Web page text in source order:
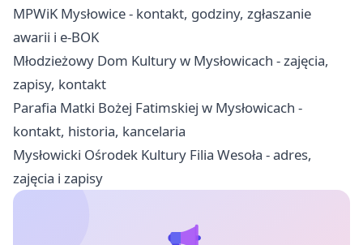
MPWiK Mysłowice - kontakt, godziny, zgłaszanie
awarii i e-BOK
Młodzieżowy Dom Kultury w Mysłowicach - zajęcia,
zapisy, kontakt
Parafia Matki Bożej Fatimskiej w Mysłowicach -
kontakt, historia, kancelaria
Mysłowicki Ośrodek Kultury Filia Wesoła - adres,
zajęcia i zapisy